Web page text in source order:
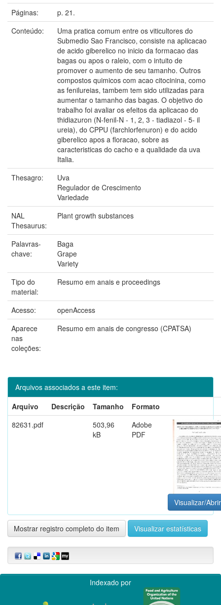
Páginas:
p. 21.
Conteúdo:
Uma pratica comum entre os viticultores do
Submedio Sao Francisco, consiste na aplicacao
de acido giberelico no inicio da formacao das
bagas ou apos o raleio, com o intuito de
promover o aumento de seu tamanho. Outros
compostos quimicos com acao citocinina, como
as fenilureias, tambem tem sido utilizadas para
aumentar o tamanho das bagas. O objetivo do
trabalho foi avaliar os efeitos da aplicacao do
thidiazuron (N-fenil-N - 1, 2, 3 - tiadiazol - 5- il
ureia), do CPPU (farchlorfenuron) e do acido
giberelico apos a floracao, sobre as
caracteristicas do cacho e a qualidade da uva
Italia.
Thesagro:
Uva
Regulador de Crescimento
Variedade
NAL
Thesaurus:
Plant growth substances
Palavras-
chave:
Baga
Grape
Variety
Tipo do
material:
Resumo em anais e proceedings
Acesso:
openAccess
Aparece
nas
coleções:
Resumo em anais de congresso (CPATSA)
Arquivos associados a este item:
Arquivo
Descrição Tamanho
Formato
82631.pdf
503,96
kB
Adobe
PDF
Visualizar/Abrir
Mostrar registro completo do item Visualizar estatísticas
Indexado por